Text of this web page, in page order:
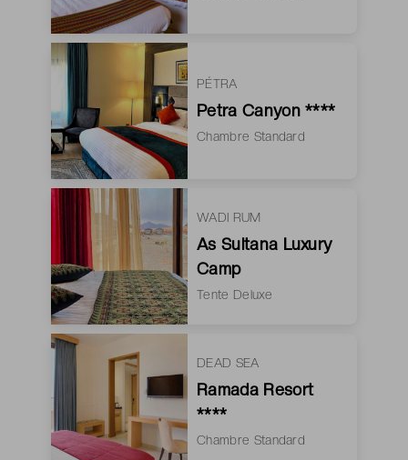
PÉTRA
Petra Canyon ****
Chambre Standard
WADI RUM
As Sultana Luxury
Camp
Tente Deluxe
DEAD SEA
Ramada Resort
****
Chambre Standard